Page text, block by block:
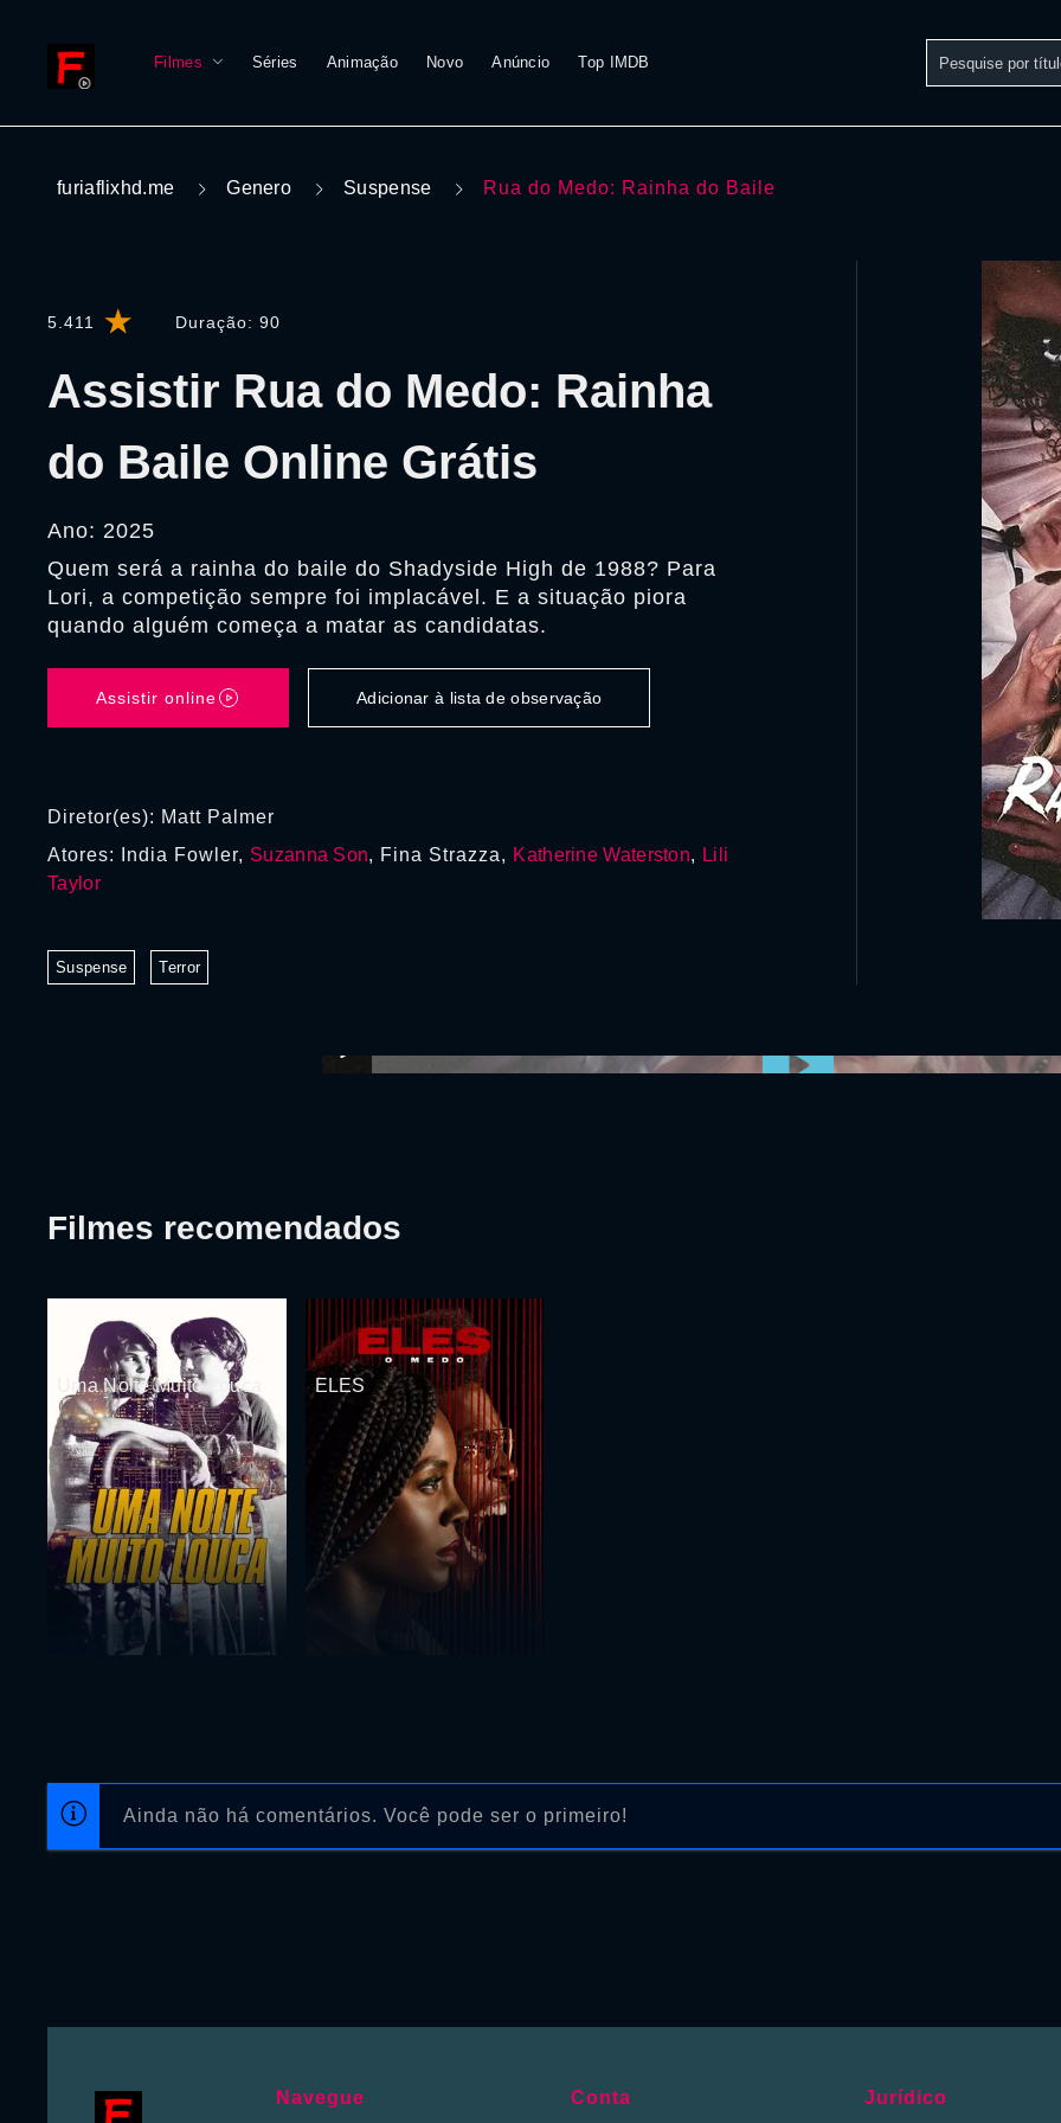
Filmes Séries Animação Novo Anúncio Top IMDB
furiaflixhd.me Genero Suspense Rua do Medo: Rainha do Baile
5.411 Duração: 90
Assistir Rua do Medo: Rainha
do Baile Online Grátis
Ano: 2025
Quem será a rainha do baile do Shadyside High de 1988? Para
Lori, a competição sempre foi implacável. E a situação piora
quando alguém começa a matar as candidatas.
Assistir online Adicionar à lista de observação
Diretor(es): Matt Palmer
Atores: India Fowler, Suzanna Son, Fina Strazza, Katherine Waterston, Lili
Taylor
Suspense Terror
Ainda não há comentários. Você pode ser o primeiro!
Filmes recomendados
Uma Noite Muito Louca ELES
Navegue Conta Jurídico